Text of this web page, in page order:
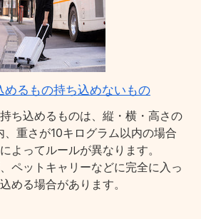
めるもの持ち込めないもの
ち込めるものは、縦・横・高さの
、重さが10キログラム以内の場合
よってルールが異なります。
ペットキャリーなどに完全に入っ
める場合があります。